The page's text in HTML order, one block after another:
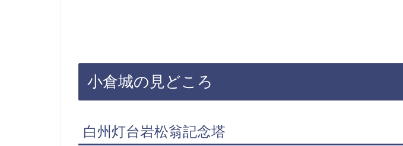
小倉城の見どころ
白州灯台岩松翁記念塔